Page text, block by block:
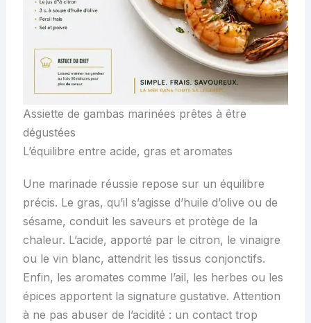
Assiette de gambas marinées prêtes à être
dégustées
L’équilibre entre acide, gras et aromates
Une marinade réussie repose sur un équilibre
précis. Le gras, qu’il s’agisse d’huile d’olive ou de
sésame, conduit les saveurs et protège de la
chaleur. L’acide, apporté par le citron, le vinaigre
ou le vin blanc, attendrit les tissus conjonctifs.
Enfin, les aromates comme l’ail, les herbes ou les
épices apportent la signature gustative. Attention
à ne pas abuser de l’acidité : un contact trop